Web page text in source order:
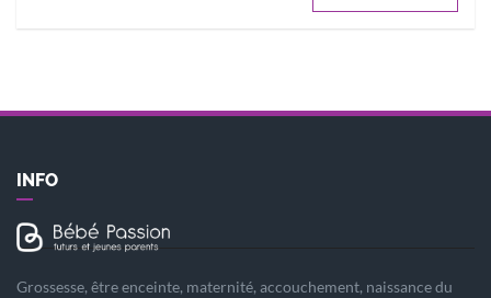
INFO
Grossesse, être enceinte, maternité, accouchement, naissance du